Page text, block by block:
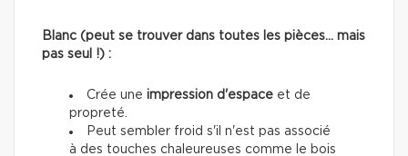
Blanc (peut se trouver dans toutes les pièces… mais
pas seul !) :
Crée une impression d'espace et de
propreté.
Peut sembler froid s'il n'est pas associé
à des touches chaleureuses comme le bois